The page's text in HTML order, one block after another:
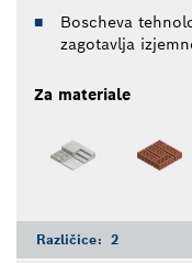
Boscheva
zagotavlja
Za materiale
Različice: 2